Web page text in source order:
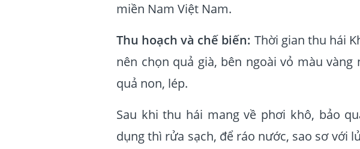
miền Nam Việt Nam.
Thu hoạch và chế biến: Thời gian thu hái
nên chọn quả già, bên ngoài vỏ màu
quả non, lép.
Sau khi thu hái mang về phơi khô, bảo
dụng thì rửa sạch, để ráo nước, sao sơ với